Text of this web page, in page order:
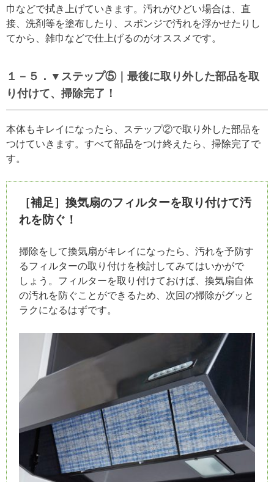
巾などで拭き上げていきます。汚れがひどい場合は、直
接、洗剤等を塗布したり、スポンジで汚れを浮かせたりし
てから、雑巾などで仕上げるのがオススメです。
１－５．▼ステップ⑤｜最後に取り外した部品を取
り付けて、掃除完了！
本体もキレイになったら、ステップ②で取り外した部品を
つけていきます。すべて部品をつけ終えたら、掃除完了で
す。
［補足］換気扇のフィルターを取り付けて汚
れを防ぐ！
掃除をして換気扇がキレイになったら、汚れを予防す
るフィルターの取り付けを検討してみてはいかがで
しょう。フィルターを取り付けておけば、換気扇自体
の汚れを防ぐことができるため、次回の掃除がグッと
ラクになるはずです。